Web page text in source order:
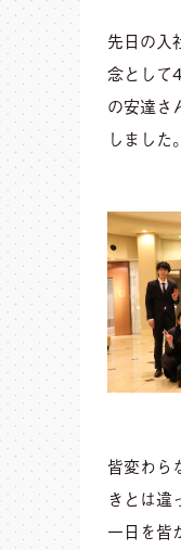
先日の入
念として
の安達さ
しました。
皆変わら
きとは違
一日を皆